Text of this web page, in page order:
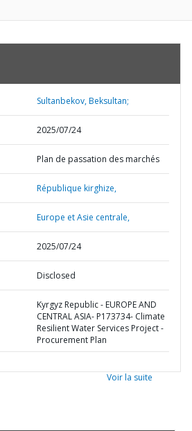
Sultanbekov, Beksultan;
2025/07/24
Plan de passation des marchés
République kirghize,
Europe et Asie centrale,
2025/07/24
Disclosed
Kyrgyz Republic - EUROPE AND
CENTRAL ASIA- P173734- Climate
Resilient Water Services Project -
Procurement Plan
Voir la suite